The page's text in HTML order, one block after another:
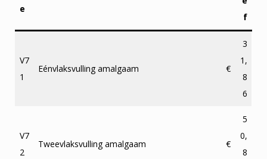
e
f
V7
1
Eénvlaksvulling amalgaam €
3
1,
8
6
V7
2
Tweevlaksvulling amalgaam €
5
0,
8